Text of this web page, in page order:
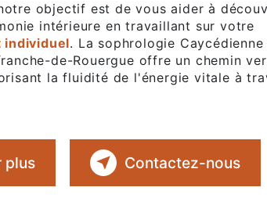
objectif est de vous aider à
intérieure en travaillant sur votre
individuel. La sophrologie Caycédienne
de-Rouergue offre un chemin
la fluidité de l'énergie vitale à
plus Contactez-nous